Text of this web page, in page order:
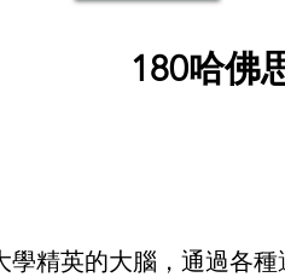
精英的大腦，通過各
180哈佛